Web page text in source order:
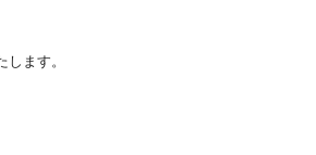
ます。